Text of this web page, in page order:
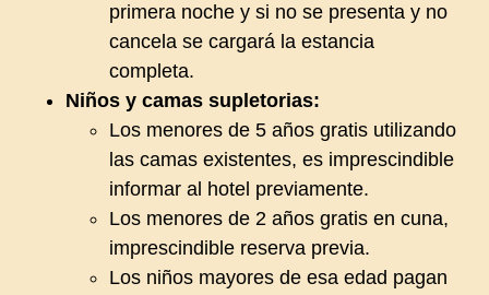
primera noche y si no se presenta y no
cancela se cargará la estancia
completa.
Niños y camas supletorias:
Los menores de 5 años gratis utilizando
las camas existentes, es imprescindible
informar al hotel previamente.
Los menores de 2 años gratis en cuna,
imprescindible reserva previa.
Los niños mayores de esa edad pagan